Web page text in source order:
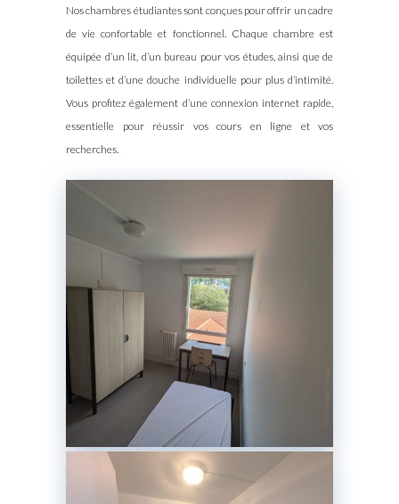
Nos chambres étudiantes sont conçues pour offrir un cadre
de vie confortable et fonctionnel. Chaque chambre est
équipée d’un lit, d’un bureau pour vos études, ainsi que de
toilettes et d’une douche individuelle pour plus d’intimité.
Vous profitez également d’une connexion internet rapide,
essentielle pour réussir vos cours en ligne et vos
recherches.